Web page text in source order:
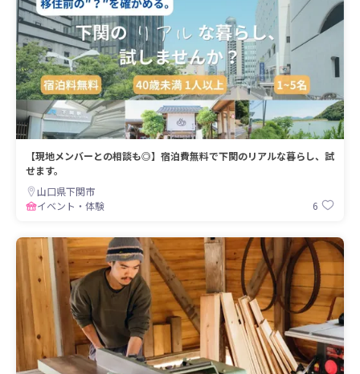
【現地メンバーとの相談も◎】宿泊費無料で下関のリアルな暮らし、試
せます。
山口県下関市
イベント・体験
6